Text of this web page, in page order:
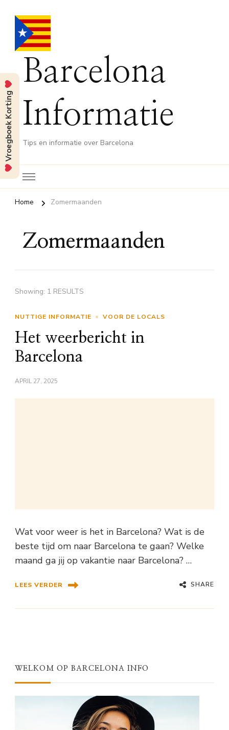
Barcelona
Informatie
Tips en informatie over Barcelona
Home Zomermaanden
Zomermaanden
Showing: 1 RESULTS
NUTTIGE INFORMATIE VOOR DE LOCALS
Het weerbericht in
Barcelona
APRIL 27, 2025
Wat voor weer is het in Barcelona? Wat is de
beste tijd om naar Barcelona te gaan? Welke
maand ga jij op vakantie naar Barcelona? …
LEES VERDER SHARE
WELKOM OP BARCELONA INFO
Vroegboek Korting